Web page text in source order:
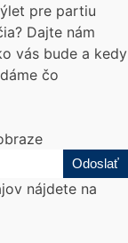
pre partiu
Dajte nám
vás bude a kedy
čo
nájdete na